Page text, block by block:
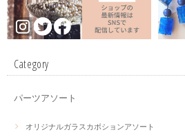
Category
パーツアソート
オリジナルガラスカボションアソート